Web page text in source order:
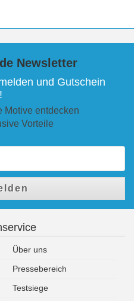
Newsletter
und Gutschein
Motive entdecken
Vorteile
Über uns
Pressebereich
Testsiege